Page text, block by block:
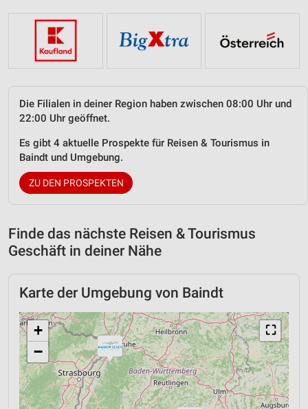
Die Filialen in deiner Region haben zwischen 08:00 Uhr und
22:00 Uhr geöffnet.
Es gibt 4 aktuelle Prospekte für Reisen & Tourismus in
Baindt und Umgebung.
ZU DEN PROSPEKTEN
Finde das nächste Reisen & Tourismus
Geschäft in deiner Nähe
Karte der Umgebung von Baindt
⛶
+
−